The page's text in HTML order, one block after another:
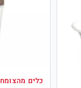
כלים מהצומח